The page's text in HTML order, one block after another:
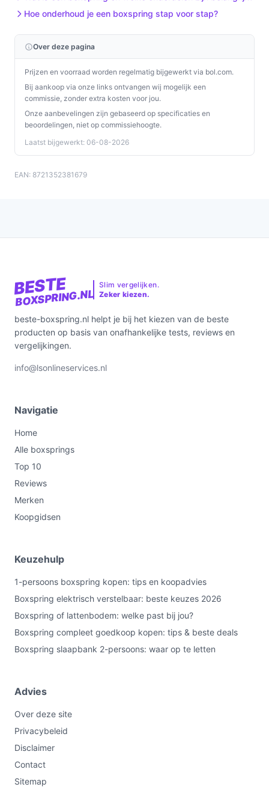
Plaatsing en checks bij eerste gebruik; twee concrete
controles:
Algemene stappen: zet de onderbox op de gewenste
plek, monteer de poten en bevestig het hoofdbord
volgens de bijgeleverde instructies. Leg daarna het
matras en eventueel het topmatras op de boxspring.
Concrete checks voor de handleiding/specs:
Controleer in de handleiding of het hoofdbord
exact past bij je kamerhoogte (in productinformatie
Maatvoering (140x200):standaard
tweepersoonsmaat, let op of deze breedte volstaat
voor twee personen.
Product hoogte (36 cm):relatief lage
totaalliggende hoogte; invloed op instapgemak en
vloerzicht.
informatie genoemd wordt als ondersteunende
Inclusief topmatras:
maar de titel zegt “zonder matras”—controleer dit
bij de verkoper.
Max. belastbaar gewicht (350 kg):
bepalen of de combinatie van gebruikers en matras
passend is.
Veelgestelde vragen
Is dit geschikt voor thuisgebruik / intensief gebruik /
dagelijks gebruik?
Geschiktheid hangt af van jouw criteria. Voor dagelijks
thuisgebruik is deze boxspring bedoeld als
door zwaardere combinaties controleer je de maximale
belasting van 350 kg.
Waar moet ik op letten bij onderhoud?
Controleer regelmatig de stoffering op vlekken en
beschadigingen, volg reinigingsinstructies van de
leverancier en controleer bevestigingen van poten en
Hoe onderhoud je een boxspring stap voor stap?
Over deze pagina
Prijzen en voorraad worden regelmatig bijgewerkt via bol.com.
Bij aankoop via onze links ontvangen wij mogelijk een
commissie, zonder extra kosten voor jou.
Onze aanbevelingen zijn gebaseerd op specificaties en
beoordelingen, niet op commissiehoogte.
Laatst bijgewerkt: 06-08-2026
EAN: 8721352381679
BESTE
BOXSPRING.NL
Slim vergelijken.
Zeker kiezen.
beste-boxspring.nl helpt je bij het kiezen van de beste
producten op basis van onafhankelijke tests, reviews en
vergelijkingen.
info@lsonlineservices.nl
Navigatie
Home
Alle boxsprings
Top 10
Reviews
Merken
Koopgidsen
Keuzehulp
1-persoons boxspring kopen: tips en koopadvies
Boxspring elektrisch verstelbaar: beste keuzes 2026
Boxspring of lattenbodem: welke past bij jou?
Boxspring compleet goedkoop kopen: tips & beste deals
Boxspring slaapbank 2-persoons: waar op te letten
Advies
Over deze site
Privacybeleid
Disclaimer
Contact
Sitemap